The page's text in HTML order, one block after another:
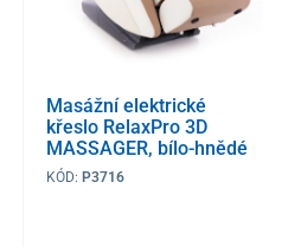
Masážní elektrické
křeslo RelaxPro 3D
MASSAGER, bílo-hnědé
KÓD:P3716